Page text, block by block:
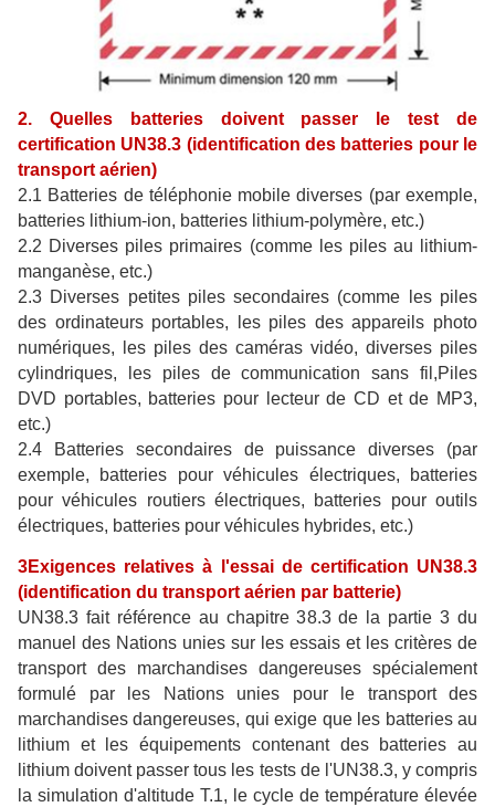
2. Quelles batteries doivent passer le test de
certification UN38.3 (identification des batteries pour le
transport aérien)
2.1 Batteries de téléphonie mobile diverses (par exemple,
batteries lithium-ion, batteries lithium-polymère, etc.)
2.2 Diverses piles primaires (comme les piles au lithium-
manganèse, etc.)
2.3 Diverses petites piles secondaires (comme les piles
des ordinateurs portables, les piles des appareils photo
numériques, les piles des caméras vidéo, diverses piles
cylindriques, les piles de communication sans fil,Piles
DVD portables, batteries pour lecteur de CD et de MP3,
etc.)
2.4 Batteries secondaires de puissance diverses (par
exemple, batteries pour véhicules électriques, batteries
pour véhicules routiers électriques, batteries pour outils
électriques, batteries pour véhicules hybrides, etc.)
3Exigences relatives à l'essai de certification UN38.3
(identification du transport aérien par batterie)
UN38.3 fait référence au chapitre 38.3 de la partie 3 du
manuel des Nations unies sur les essais et les critères de
transport des marchandises dangereuses spécialement
formulé par les Nations unies pour le transport des
marchandises dangereuses, qui exige que les batteries au
lithium et les équipements contenant des batteries au
lithium doivent passer tous les tests de l'UN38.3, y compris
la simulation d'altitude T.1, le cycle de température élevée